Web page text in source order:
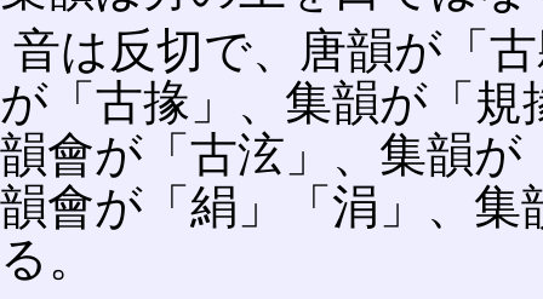
音は反切で、唐韻が「
が「古掾」、集韻が「
韻會が「古泫」、集韻
韻會が「絹」「涓」、
る。